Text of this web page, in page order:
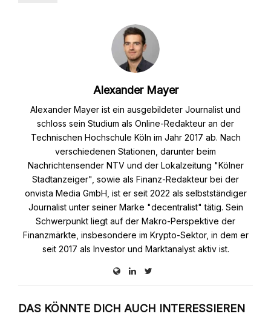
Alexander Mayer
Alexander Mayer ist ein ausgebildeter Journalist und
schloss sein Studium als Online-Redakteur an der
Technischen Hochschule Köln im Jahr 2017 ab. Nach
verschiedenen Stationen, darunter beim
Nachrichtensender NTV und der Lokalzeitung "Kölner
Stadtanzeiger", sowie als Finanz-Redakteur bei der
onvista Media GmbH, ist er seit 2022 als selbstständiger
Journalist unter seiner Marke "decentralist" tätig. Sein
Schwerpunkt liegt auf der Makro-Perspektive der
Finanzmärkte, insbesondere im Krypto-Sektor, in dem er
seit 2017 als Investor und Marktanalyst aktiv ist.
DAS KÖNNTE DICH AUCH INTERESSIEREN